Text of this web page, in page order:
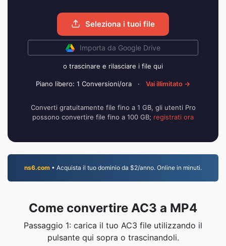
Seleziona i tuoi file
Importa da Google Drive
o trascinare e rilasciare i file qui
Piano libero: 1 Conversioni/ora · Vai illimitato →
Converti gratuitamente file fino a 1 GB, gli utenti Pro
possono convertire file fino a 100 GB; registrati ora
ns6.com • Acquista il tuo dominio da $2/anno. Online in minuti.
Come convertire AC3 a MP4
Passaggio 1: carica il tuo AC3 file utilizzando il
pulsante qui sopra o trascinandoli.